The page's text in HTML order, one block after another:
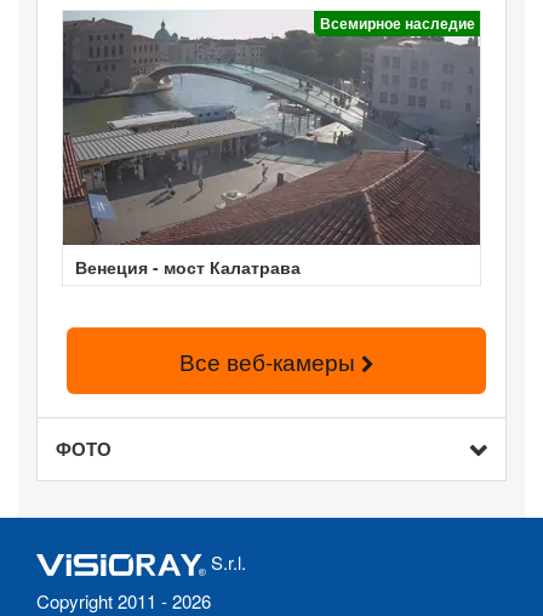
Всемирное наследие
Венеция - мост Калатрава
Все веб-камеры
ФОТО
S.r.l.
Copyright 2011 - 2026